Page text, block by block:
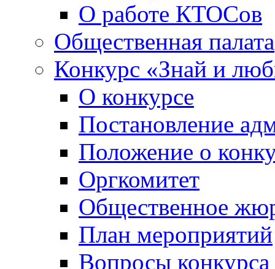
О работе КТОСов
Общественная палата
Конкурс «Знай и
О конкурсе
Постановление
Положение о
Оргкомитет
Общественное
План мероприятий
Вопросы конкурса